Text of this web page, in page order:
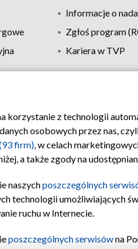
Informacje o
Zgłoś program
Kariera w TVP
prywatności Moje
z technologii
osobowych przez nas,
firm), w celach
a także zgody na
naszychposzczególnych
umożliwiających
ruchu w Internecie.
poszczególnych serwisówna